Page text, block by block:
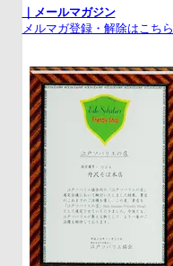
｜メールマガジン
メルマガ登録・解除はこちら